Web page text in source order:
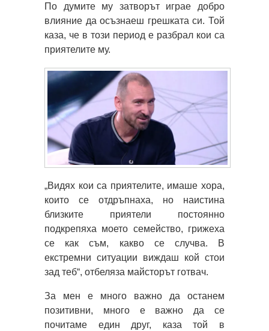
По думите му затворът играе добро
влияние да осъзнаеш грешката си. Той
каза, че в този период е разбрал кои са
приятелите му.
„Видях кои са приятелите, имаше хора,
които се отдръпнаха, но наистина
близките приятели постоянно
подкрепяха моето семейство, грижеха
се как съм, какво се случва. В
екстремни ситуации виждаш кой стои
зад теб“, отбеляза майсторът готвач.
За мен е много важно да останем
позитивни, много е важно да се
почитаме един друг, каза той в